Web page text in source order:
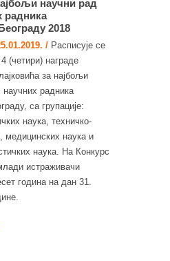
научни рад
радника
2018
/ Расписује се
(четири) награде
за најбољи
радника
са групације:
наука, техничко-
медицинских наука и
наука. На Конкурс
истраживачи
година на дан 31.